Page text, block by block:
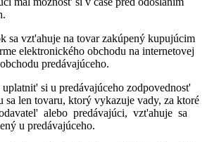
sa vzt'ahuje na tovar zakúpený kupujúcim
elektronického obchodu na internetovej
predávajúceho.
si u predávajúceho zodpovednost'
sa len tovaru, ktorý vykazuje vady, za ktoré
alebo predávajúci, vzt'ahuje sa
u predávajúceho.